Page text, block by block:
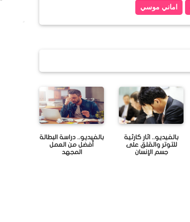
اماني موسي
بالفيديو.. اثار كارثية
للتوتر والقلق على
جسم الإنسان
بالفيديو.. دراسة البطالة
أفضل من العمل
المجهد
حمار يقتل 3 دواعش في العراق